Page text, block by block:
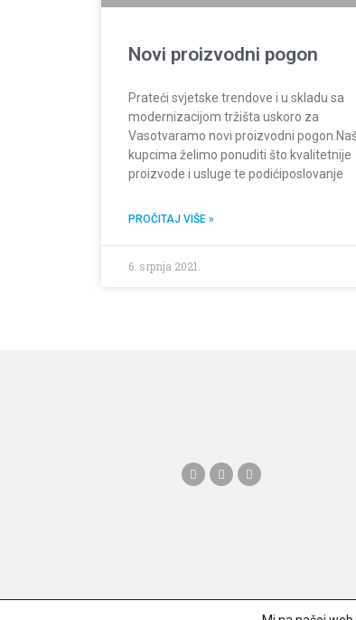
Novi proizvodni pogon
Prateći svjetske trendove i u skladu sa
modernizacijom tržišta uskoro za
Vasotvaramo novi proizvodni
kupcima želimo ponuditi što kvalitetnije
proizvode i usluge te podićiposlovanje
PROČITAJ VIŠE »
6. srpnja 2021.
Alum – Promet| Pravila